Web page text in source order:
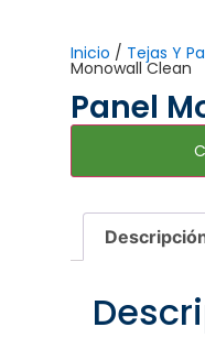
Inicio / Tejas Y
Monowall Clean
Panel